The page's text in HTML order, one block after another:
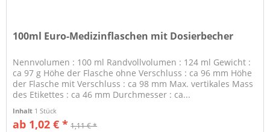
100ml Euro-Medizinflaschen mit Dosierbecher
Nennvolumen : 100 ml Randvollvolumen : 124 ml Gewicht :
ca 97 g Höhe der Flasche ohne Verschluss : ca 96 mm Höhe
der Flasche mit Verschluss : ca 98 mm Max. vertikales Mass
des Etikettes : ca 46 mm Durchmesser : ca...
Inhalt 1 Stück
ab 1,02 € * 1,11 € *